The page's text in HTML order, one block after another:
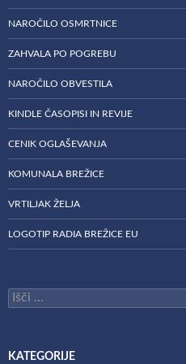
NAROČILO OSMRTNICE
ZAHVALA PO POGREBU
NAROČILO OBVESTILA
KINDLE ČASOPISI IN REVIJE
CENIK OGLAŠEVANJA
KOMUNALA BREŽICE
VRTILJAK ŽELJA
LOGOTIP RADIA BREŽICE EU
Išči:
KATEGORIJE